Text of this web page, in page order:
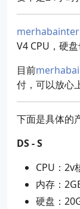
V4 CPU，硬
目前
付，可以放心
下面是具体的
DS - S
CPU：2v
内存：
硬盘：